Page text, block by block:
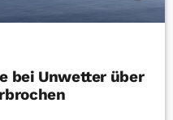
bei Unwetter über